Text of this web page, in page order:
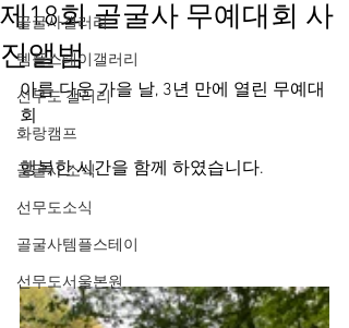
골굴사갤러리
템플스테이갤러리
선무도 갤러리
화랑캠프
골굴사 소식
선무도소식
골굴사템플스테이
선무도서울본원
제18회 골굴사 무예대회 사
진앨범
아름 다운 가을 날, 3년 만에 열린 무예대
회
행복한 시간을 함께 하였습니다.